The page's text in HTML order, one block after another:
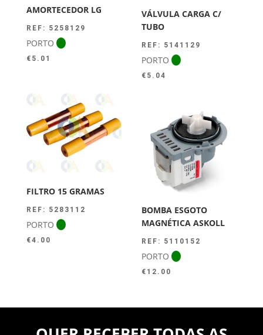
AMORTECEDOR LG
REF: 5258129
PORTO
€ 5.01
VÁLVULA CARGA C/
TUBO
REF: 5141129
PORTO
€ 5.04
FILTRO 15 GRAMAS
REF: 5283112
PORTO
€4.00
BOMBA ESGOTO
MAGNÉTICA ASKOLL
REF: 5110152
PORTO
€ 12.00